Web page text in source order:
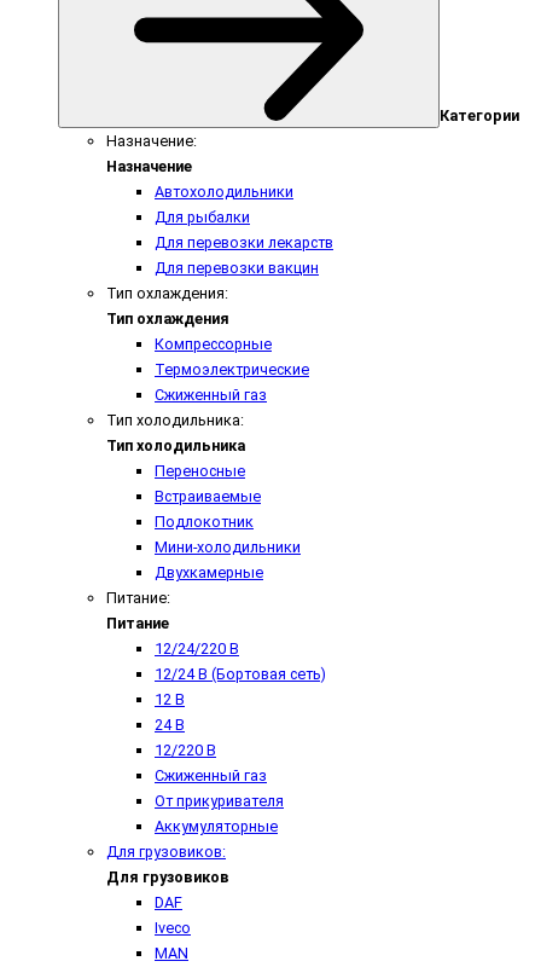
Категории
Назначение:
Назначение
Автохолодильники
Для рыбалки
Для перевозки лекарств
Для перевозки вакцин
Тип охлаждения:
Тип охлаждения
Компрессорные
Термоэлектрические
Сжиженный газ
Тип холодильника:
Тип холодильника
Переносные
Встраиваемые
Подлокотник
Мини-холодильники
Двухкамерные
Питание:
Питание
12/24/220 В
12/24 В (Бортовая сеть)
12 В
24 В
12/220 В
Сжиженный газ
От прикуривателя
Аккумуляторные
Для грузовиков:
Для грузовиков
DAF
Iveco
MAN